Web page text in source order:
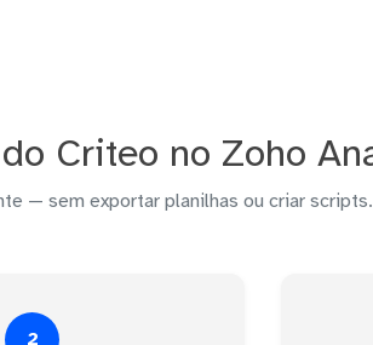
Criteo no Zoho
— sem exportar planilhas ou criar scripts.
2